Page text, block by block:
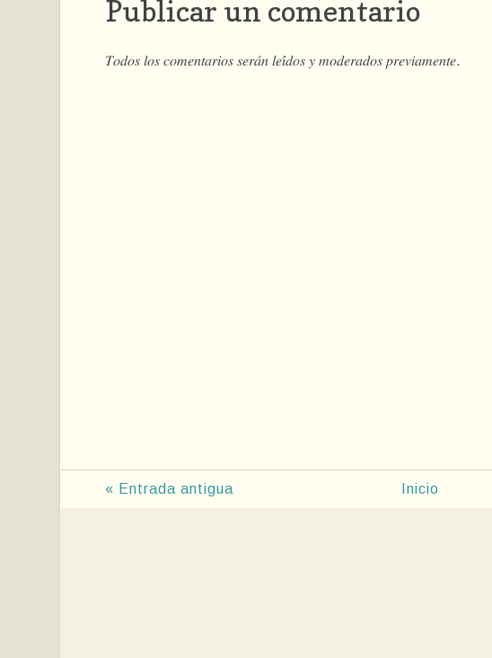
Publicar un comentario
𝑇𝑜𝑑𝑜𝑠 𝑙𝑜𝑠 𝑐𝑜𝑚𝑒𝑛𝑡𝑎𝑟𝑖𝑜𝑠 𝑠𝑒𝑟𝑎́𝑛 𝑙𝑒𝑖́𝑑𝑜𝑠 𝑦 𝑚𝑜𝑑𝑒𝑟𝑎𝑑𝑜𝑠 𝑝𝑟𝑒𝑣𝑖𝑎𝑚𝑒𝑛𝑡𝑒.
« Entrada antigua Inicio